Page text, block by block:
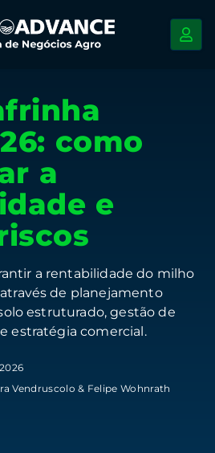
como
a
e
a rentabilidade do milho
de planejamento
estruturado, gestão de
estratégia comercial.
Vendruscolo & Felipe Wohnrath